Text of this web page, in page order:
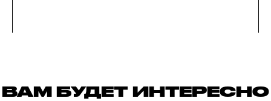
ВАМ БУДЕТ ИНТЕРЕСНО